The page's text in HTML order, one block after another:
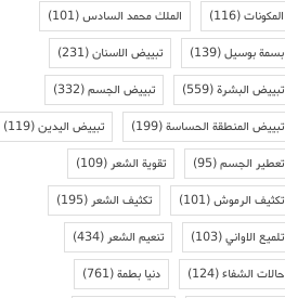
المكونات(116) الملك محمد السادس(101)
بسمة بوسيل(139) تبييض الاسنان(231)
تبييض البشرة(559) تبييض الجسم(332)
تبييض المنطقة الحساسة(199) تبييض اليدين(119)
تعطير الجسم(95) تقوية الشعر(109)
تكثيف الرموش(101) تكثيف الشعر(195)
تلميع الاواني(103) تنعيم الشعر(434)
حالات الشفاء(124) دنيا بطمة(761)